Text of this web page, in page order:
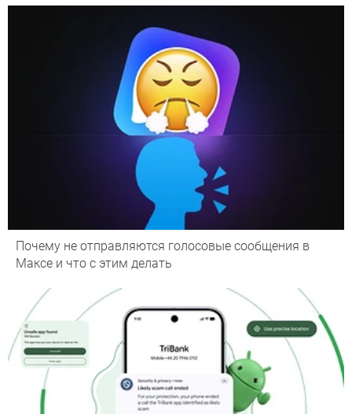
Почему не отправляются голосовые сообщения в
Максе и что с этим делать